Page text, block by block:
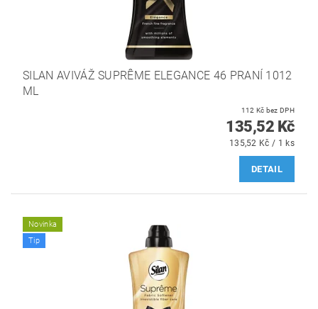
SILAN AVIVÁŽ SUPRÊME ELEGANCE 46 PRANÍ 1012
ML
112 Kč bez DPH
135,52 Kč
135,52 Kč / 1 ks
DETAIL
Novinka
Tip